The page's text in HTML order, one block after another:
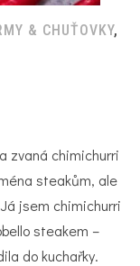
& CHUŤOVKY,
zvaná chimichurri
steakům, ale
jsem chimichurri
steakem –
do kuchařky.